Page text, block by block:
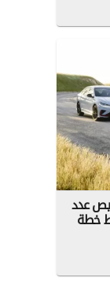
عدد
خطة